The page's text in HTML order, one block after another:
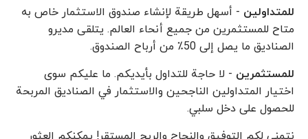
للمتداولين - أسهل طريقة لإنشاء صندوق الاستثمار خاص به
متاح للمستثمرين من جميع أنحاء العالم. يتلقى مديرو
الصناديق ما يصل إلى 50٪ من أرباح الصندوق.
للمستثمرين - لا حاجة للتداول بأيديكم. ما عليكم سوى
اختيار المتداولين الناجحين والاستثمار في الصناديق المربحة
للحصول على دخل سلبي.